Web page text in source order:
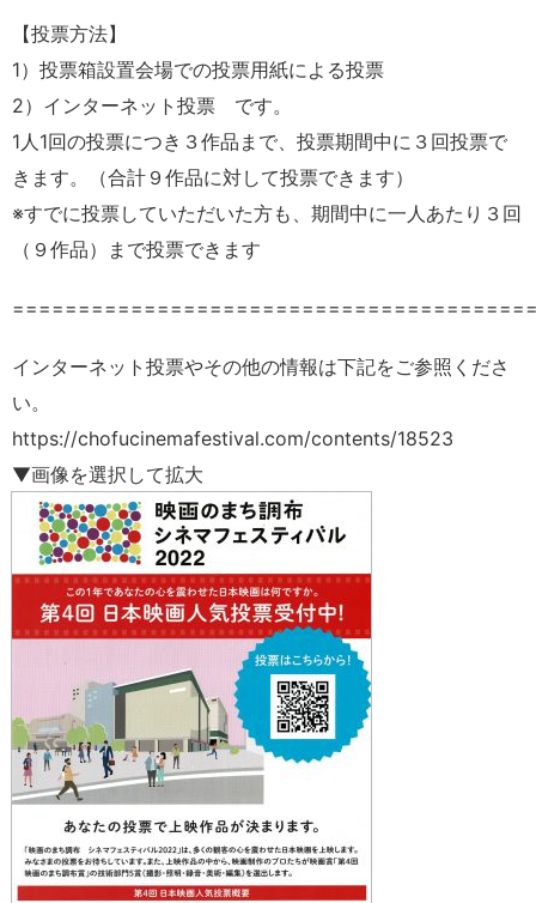
【投票方法】
1）投票箱設置会場での投票用紙による投票
2）インターネット投票 です。
1人1回の投票につき３作品まで、投票期間中に３回投票で
きます。（合計９作品に対して投票できます）
※すでに投票していただいた方も、期間中に一人あたり３回
（９作品）まで投票できます
インターネット投票やその他の情報は下記をご参照くださ
い。
https://chofucinemafestival.com/contents/18523
▼画像を選択して拡大